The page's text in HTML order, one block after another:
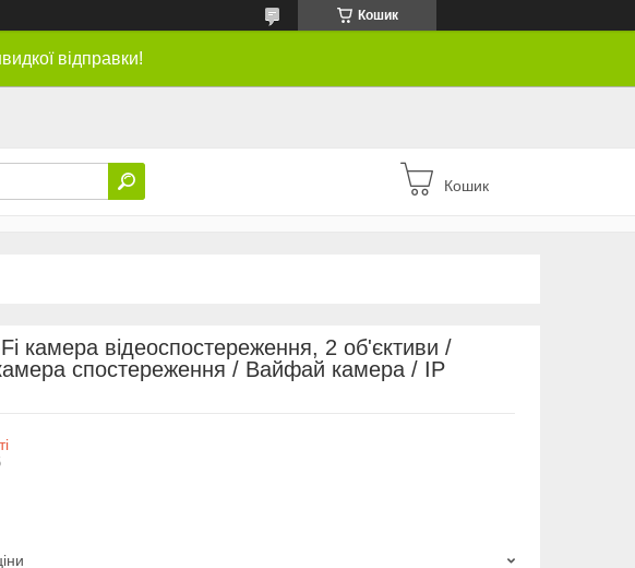
Кошик
відправки!
Кошик
камера відеоспостереження, 2 об'єктиви /
спостереження / Вайфай камера / IP